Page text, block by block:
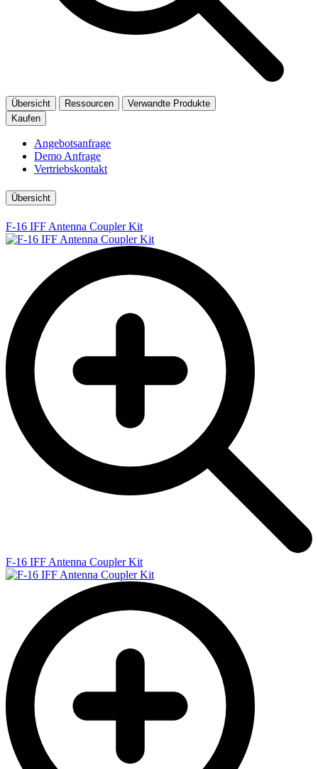
Übersicht Ressourcen
Verwandte Produkte
Kaufen
Angebotsanfrage
Demo Anfrage
Vertriebskontakt
Übersicht
F-16 IFF Antenna Coupler Kit
F-16 IFF Antenna Coupler Kit